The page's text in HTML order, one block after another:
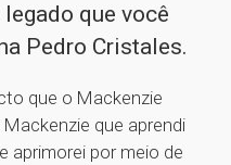
que você
Pedro Cristales.
que o Mackenzie
que aprendi
aprimorei por meio de